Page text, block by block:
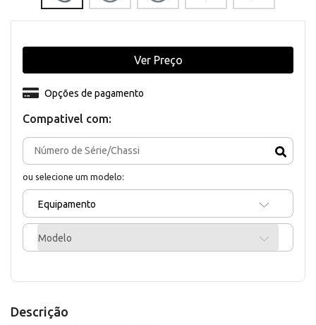
Compativel com:
ou selecione um modelo:
Equipamento
Modelo
Opções de pagamento
Ver Preço
Descrição